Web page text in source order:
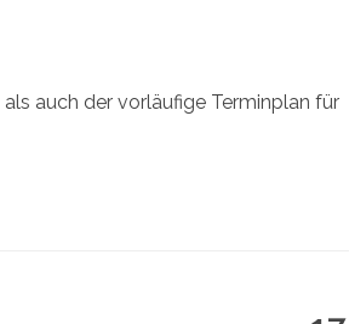
als auch der vorläufige Terminplan für